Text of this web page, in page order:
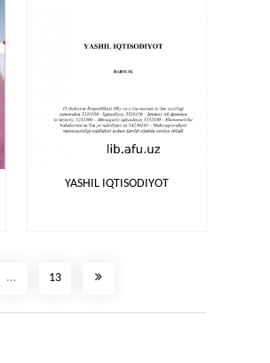
YASHIL IQTISODIYOT
... 13